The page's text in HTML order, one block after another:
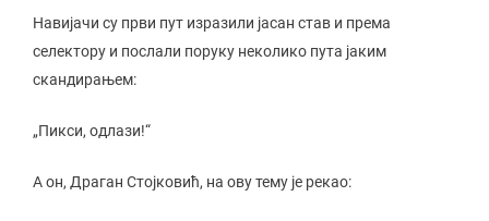
Навијачи су први пут изразили јасан став и према
селектору и послали поруку неколико пута јаким
скандирањем:
„Пикси, одлази!“
А он, Драган Стојковић, на ову тему је рекао: